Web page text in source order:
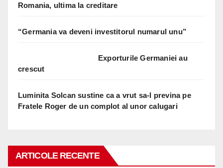
Romania, ultima la creditare
“Germania va deveni investitorul numarul unu”
Exporturile Germaniei au
crescut
Luminita Solcan sustine ca a vrut sa-l previna pe
Fratele Roger de un complot al unor calugari
ARTICOLE RECENTE